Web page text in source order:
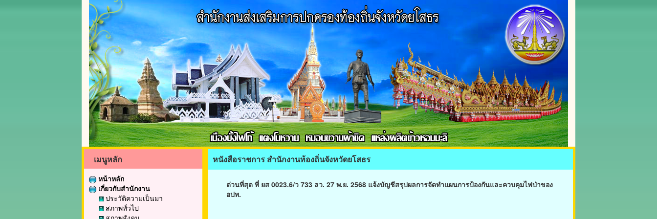
เมนูหลัก
หน้าหลัก
เกี่ยวกับสำนักงาน
ประวัติความเป็นมา
สภาพทั่วไป
หนังสือราชการ สำนักงานท้องถิ่นจังหวัดยโสธร
ด่วนที่สุด ที่ ยส 0023.6/ว 733 ลว. 27 พ.ย. 2568 แจ้งบัญชีสรุปผลการจัดทำแผนการป้องกันและควบคุมไฟป่าของ
อปท.